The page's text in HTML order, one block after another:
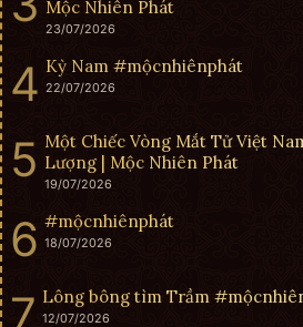
Mộc Nhiên Phát
23/07/2026
Kỳ Nam #mộcnhiênphát
22/07/2026
Một Chiếc Vòng Mắt Tử Việt
Lượng | Mộc Nhiên Phát
19/07/2026
#mộcnhiênphát
18/07/2026
Lông bông tìm Trầm
12/07/2026